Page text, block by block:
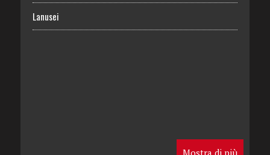
Lanusei
Mostra di più